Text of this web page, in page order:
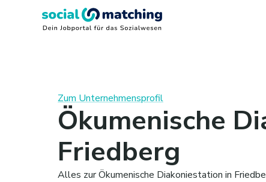
Zum Unternehmensprofil
Ökumenische
Friedberg
Alles zur Ökumenische Diakoniestation in